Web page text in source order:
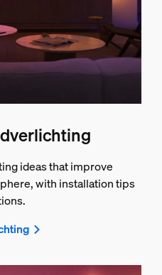
ideas that improve
with installation tips